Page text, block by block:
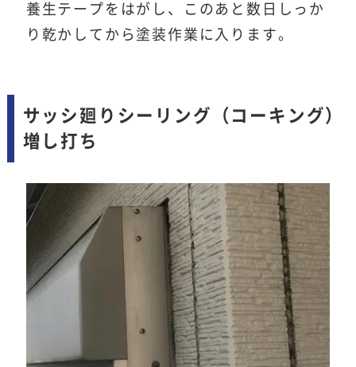
養生テープをはがし、このあと数日しっか
り乾かしてから塗装作業に入ります。
サッシ廻りシーリング（コーキング）
増し打ち